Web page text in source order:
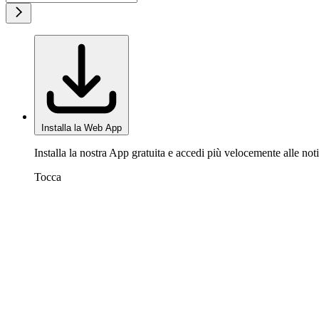
Installa la Web App
Installa la nostra App gratuita e accedi più velocemente alle
Tocca